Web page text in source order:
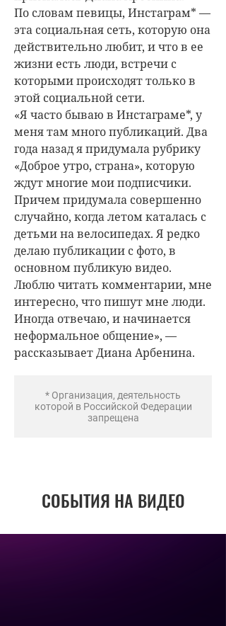
По словам певицы, Инстаграм* —
эта социальная сеть, которую она
действительно любит, и что в ее
жизни есть люди, встречи с
которыми происходят только в
этой социальной сети.
«Я часто бываю в Инстаграме*, у
меня там много публикаций. Два
года назад я придумала рубрику
«Доброе утро, страна», которую
ждут многие мои подписчики.
Причем придумала совершенно
случайно, когда летом каталась с
детьми на велосипедах. Я редко
делаю публикации с фото, в
основном публикую видео.
Люблю читать комментарии, мне
интересно, что пишут мне люди.
Иногда отвечаю, и начинается
неформальное общение», —
рассказывает Диана Арбенина.
* Организация, деятельность
которой в Российской Федерации
запрещена
СОБЫТИЯ НА ВИДЕО